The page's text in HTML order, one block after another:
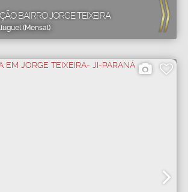
(Mensal)
BAIRRO JORGE TEIXEIRA